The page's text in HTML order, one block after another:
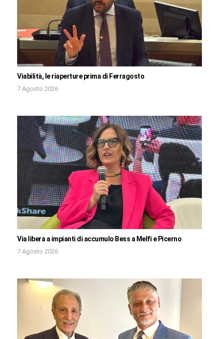
Viabilità, le riaperture prima di Ferragosto
7 Agosto 2026
Via libera a impianti di accumulo Bess a Melfi e Picerno
7 Agosto 2026